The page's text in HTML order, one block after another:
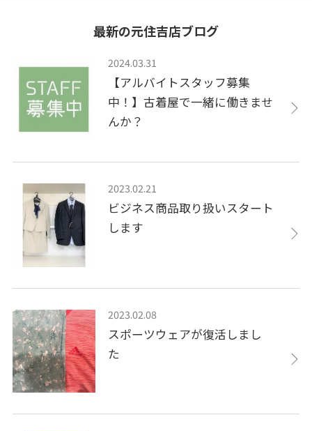
最新の元住吉店ブログ
2024.03.31
【アルバイトスタッフ募集
中！】古着屋で一緒に働きませ
んか？
2023.02.21
ビジネス商品取り扱いスタート
します
2023.02.08
スポーツウェアが復活しまし
た